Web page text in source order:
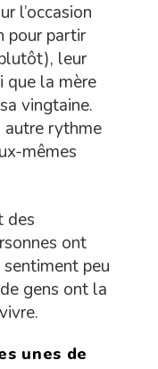
l’occasion
pour partir
leur
que la mère
vingtaine.
autre rythme
mêmes
des
ont
peu
gens ont la
unes de